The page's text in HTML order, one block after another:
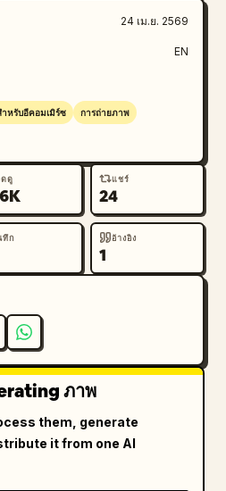
24 เม.ย. 2569
EN
หรับอีคอมเมิร์ซ การถ่ายภาพ
ดู แชร์
24
ทึก อ้างอิง
1
ภาพ
them, generate
it from one AI